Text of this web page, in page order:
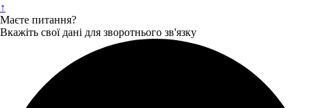
↑
Маєте питання?
Вкажіть свої дані для зворотнього зв'язку